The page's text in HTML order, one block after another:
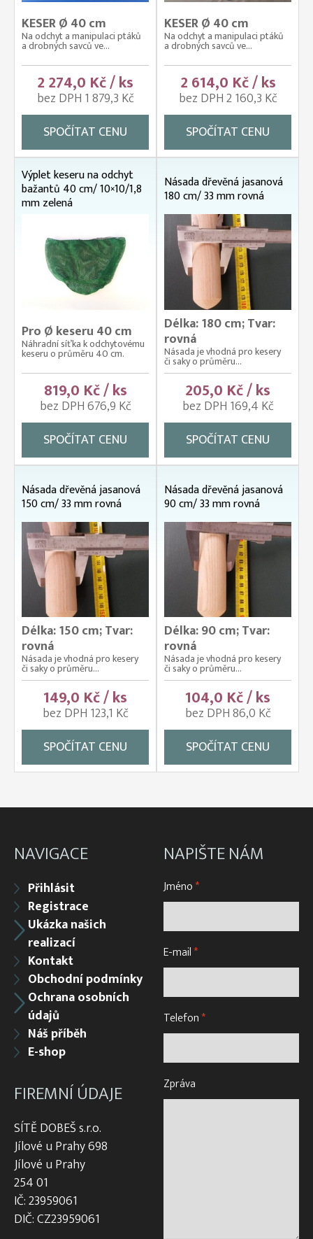
KESER Ø 40 cm
Na odchyt a manipulaci ptáků
a drobných savců ve...
2 274,0 Kč / ks
bez DPH 1 879,3 Kč
SPOČÍTAT CENU
KESER Ø 40 cm
Na odchyt a manipulaci ptáků
a drobných savců ve...
2 614,0 Kč / ks
bez DPH 2 160,3 Kč
SPOČÍTAT CENU
Výplet keseru na odchyt
bažantů 40 cm/ 10×10/1,8
mm zelená
Pro Ø keseru 40 cm
Náhradní síťka k odchytovému
keseru o průměru 40 cm.
819,0 Kč / ks
bez DPH 676,9 Kč
SPOČÍTAT CENU
Násada dřevěná jasanová
180 cm/ 33 mm rovná
Délka: 180 cm; Tvar:
rovná
Násada je vhodná pro kesery
či saky o průměru...
205,0 Kč / ks
bez DPH 169,4 Kč
SPOČÍTAT CENU
Násada dřevěná jasanová
150 cm/ 33 mm rovná
Délka: 150 cm; Tvar:
rovná
Násada je vhodná pro kesery
či saky o průměru...
149,0 Kč / ks
bez DPH 123,1 Kč
SPOČÍTAT CENU
Násada dřevěná jasanová
90 cm/ 33 mm rovná
Délka: 90 cm; Tvar:
rovná
Násada je vhodná pro kesery
či saky o průměru...
104,0 Kč / ks
bez DPH 86,0 Kč
SPOČÍTAT CENU
NAVIGACE
Přihlásit
Registrace
Ukázka našich
realizací
Kontakt
Obchodní podmínky
Ochrana osobních
údajů
Náš příběh
E-shop
FIREMNÍ ÚDAJE
SÍTĚ DOBEŠ s.r.o.
Jílové u Prahy 698
Jílové u Prahy
254 01
IČ: 23959061
DIČ: CZ23959061
NAPIŠTE NÁM
Jméno*
E-mail*
Telefon*
Zpráva